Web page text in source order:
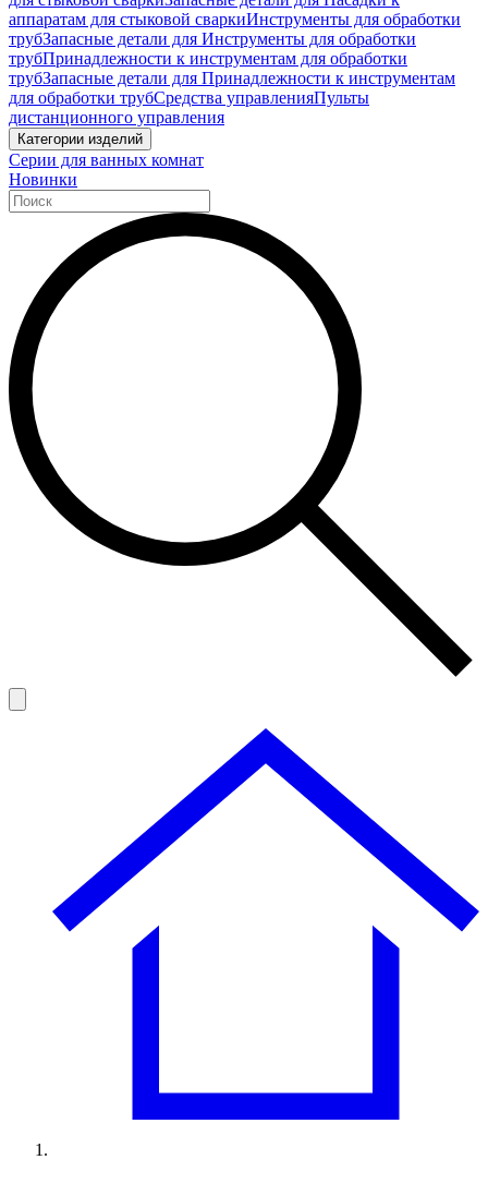
аппаратам для стыковой сваркиИнструменты для обработки
трубЗапасные детали для Инструменты для обработки
трубПринадлежности к инструментам для обработки
трубЗапасные детали для Принадлежности к инструментам
для обработки трубСредства управленияПульты
дистанционного управления
Категории изделий
Серии для ванных комнат
Новинки